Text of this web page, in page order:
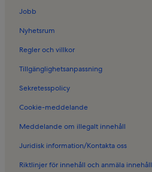
Jobb
Nyhetsrum
Regler och villkor
Tillgänglighetsanpassning
Sekretesspolicy
Cookie-meddelande
Meddelande om illegalt innehåll
Juridisk information/Kontakta oss
Riktlinjer för innehåll och anmäla innehåll